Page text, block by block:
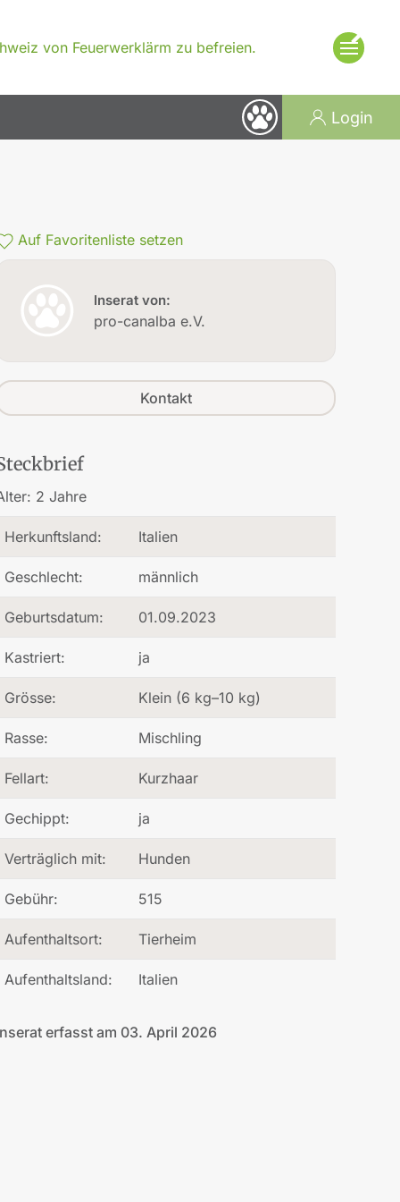
von Feuerwerklärm zu befreien.
Login
Auf Favoritenliste setzen
Inserat von:
pro-canalba e.V.
Kontakt
2 Jahre
Herkunftsland: Italien
Geschlecht: männlich
Geburtsdatum: 01.09.2023
Kastriert: ja
Grösse: Klein (6 kg–10 kg)
Rasse: Mischling
Fellart: Kurzhaar
Gechippt: ja
Verträglich mit: Hunden
Gebühr: 515
Aufenthaltsort: Tierheim
Aufenthaltsland: Italien
erfasst am 03. April 2026
×